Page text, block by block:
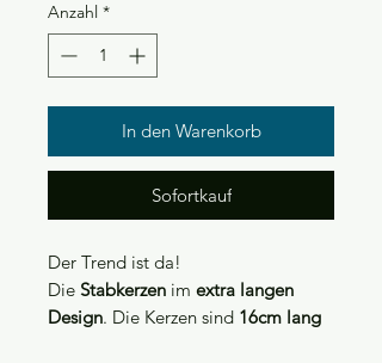
Anzahl *
In den Warenkorb
Sofortkauf
Der Trend ist da!
Die Stabkerzen im extra langen
Design. Die Kerzen sind 16cm lang